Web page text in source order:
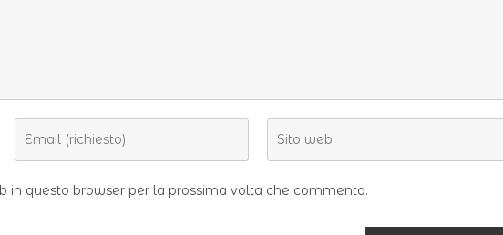
in questo browser per la prossima volta che commento.